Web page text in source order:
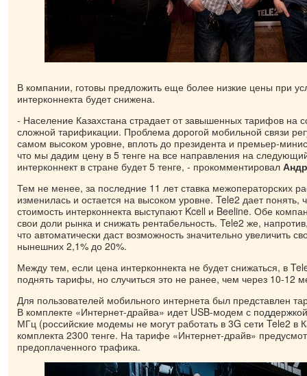
В компании, готовы предложить еще более низкие цены при
интерконнекта будет снижена.
- Население Казахстана страдает от завышенных тарифов на
сложной тарификации. Проблема дорогой мобильной связи
самом высоком уровне, вплоть до президента и премьер-
что мы дадим цену в 5 тенге на все направления на
интерконнект в стране будет 5 тенге, - прокомментировал
Тем не менее, за последние 11 лет ставка межоператорских
изменилась и остается на высоком уровне. Tele2 дает понять,
стоимость интерконнекта выступают Kcell и Beeline. Обе
свои доли рынка и снижать рентабельность. Tele2 же,
что автоматически даст возможность значительно увеличить
нынешних 2,1% до 20%.
Между тем, если цена интерконнекта не будет снижаться, в
поднять тарифы, но случиться это не ранее, чем через 10-12
Для пользователей мобильного интернета был представлен
В комплекте «Интернет-драйва» идет USB-модем с
МГц (российские модемы не могут работать в 3G сети Tele2 в
комплекта 2300 тенге. На тарифе «Интернет-драйв»
предоплаченного трафика.